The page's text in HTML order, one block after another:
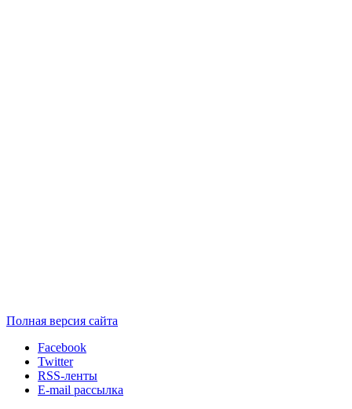
Полная версия сайта
Facebook
Twitter
RSS-ленты
E-mail рассылка